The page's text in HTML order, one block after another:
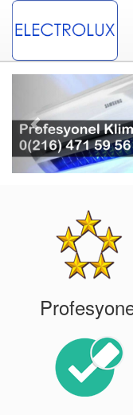
Previous